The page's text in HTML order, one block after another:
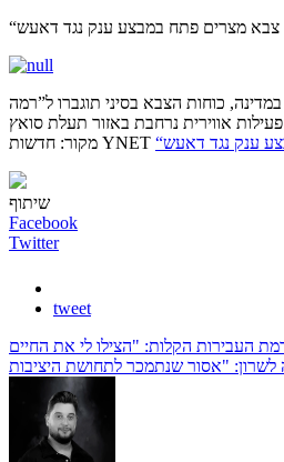
צבא מצרים פתח במבצע ענק נגד דאעש
כוחות הצבא בסיני תוגברו ל”רמה
אווירית נרחבת באזור תעלת סואץ
מקור: חדשות YNET
ענק נגד דאעש
שיתוף
Facebook
Twitter
tweet